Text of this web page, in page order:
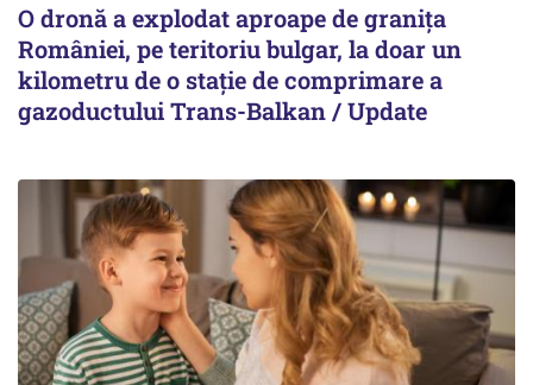
O dronă a explodat aproape de granița
României, pe teritoriu bulgar, la doar un
kilometru de o stație de comprimare a
gazoductului Trans-Balkan / Update